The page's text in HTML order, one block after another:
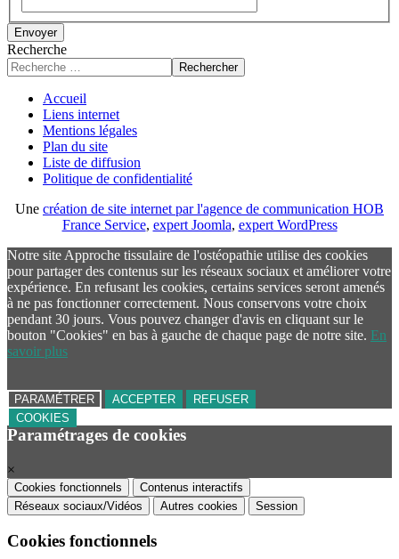
Envoyer
Recherche
Rechercher
Accueil
Liens internet
Mentions légales
Plan du site
Liste de diffusion
Politique de confidentialité
Une création de site internet par l'agence de communication HOB
France Service, expert Joomla, expert WordPress
Notre site Approche tissulaire de l'ostéopathie utilise des cookies
pour partager des contenus sur les réseaux sociaux et améliorer votre
expérience. En refusant les cookies, certains services seront amenés
à ne pas fonctionner correctement. Nous conservons votre choix
pendant 30 jours. Vous pouvez changer d'avis en cliquant sur le
bouton "Cookies" en bas à gauche de chaque page de notre site. En
savoir plus
PARAMÉTRER ACCEPTER
REFUSER
COOKIES
Paramétrages de cookies
×
Cookies fonctionnels
Contenus interactifs
Réseaux sociaux/Vidéos
Autres cookies Session
Cookies fonctionnels